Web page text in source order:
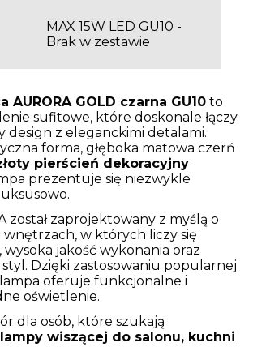
MAX 15W LED GU10 -
Brak w zestawie
AURORA GOLD czarna GU10 to
sufitowe, które doskonale łączy
design z eleganckimi detalami.
forma, głęboka matowa czerń
pierścień dekoracyjny
prezentuje się niezwykle
został zaprojektowany z myślą o
wnętrzach, w których liczy się
jakość wykonania oraz
Dzięki zastosowaniu popularnej
lampa oferuje funkcjonalne i
oświetlenie.
dla osób, które szukają
wiszącej do salonu, kuchni